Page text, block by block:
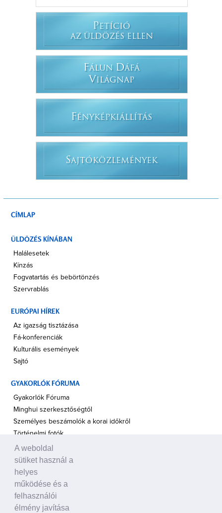
PETÍCIÓ
AZ ÜLDÖZÉS ELLEN
FÁLUN DÁFÁ
VILÁGNAP
FÉNYKÉPKIÁLLÍTÁS
SAJTÓKÖZLEMÉNYEK
CÍMLAP
ÜLDÖZÉS KÍNÁBAN
Halálesetek
Kínzás
Fogvatartás és bebörtönzés
Szervrablás
EURÓPAI HÍREK
Az igazság tisztázása
Fá-konferenciák
Kulturális események
Sajtó
GYAKORLÓK FÓRUMA
Gyakorlók Fóruma
Minghui szerkesztőségtől
Személyes beszámolók a korai időkről
Történelmi fotók
A TÁMOGATÁS HANGJA
Politikusok
Civil szervezetek, ENSZ
Egyéb
A weboldal
sütiket használ a
helyes
működése és a
felhasználói
élmény javítása